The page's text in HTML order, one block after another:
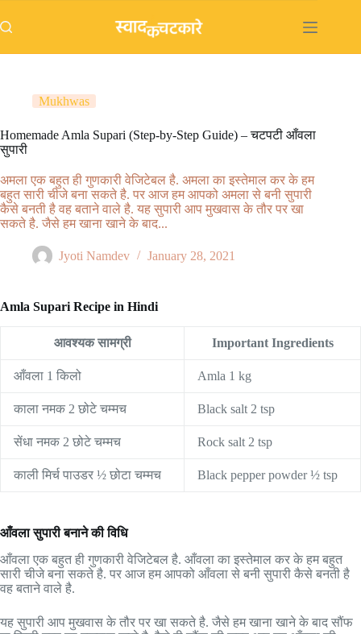
to
content
Mukhwas
Homemade Amla Supari (Step-by-Step Guide) – चटपटी आँवला
सुपारी
अमला एक बहुत ही गुणकारी वेजिटेबल है. अमला का इस्तेमाल कर के हम
बहुत सारी चीजे बना सकते है. पर आज हम आपको अमला से बनी सुपारी
कैसे बनती है वह बताने वाले है. यह सुपारी आप मुखवास के तौर पर खा
सकते है. जैसे हम खाना खाने के बाद...
Jyoti Namdev January 28, 2021
Amla Supari Recipe in Hindi
आवश्यक सामग्री Important Ingredients
आँवला 1 किलो Amla 1 kg
काला नमक 2 छोटे चम्मच Black salt 2 tsp
सेंधा नमक 2 छोटे चम्मच Rock salt 2 tsp
काली मिर्च पाउडर ½ छोटा चम्मच Black pepper powder ½ tsp
आँवला सुपारी बनाने की विधि
आँवला एक बहुत ही गुणकारी वेजिटेबल है. आँवला का इस्तेमाल कर के हम बहुत
सारी चीजे बना सकते है. पर आज हम आपको आँवला से बनी सुपारी कैसे बनती है
वह बताने वाले है.
यह सुपारी आप मुखवास के तौर पर खा सकते है. जैसे हम खाना खाने के बाद सौंफ